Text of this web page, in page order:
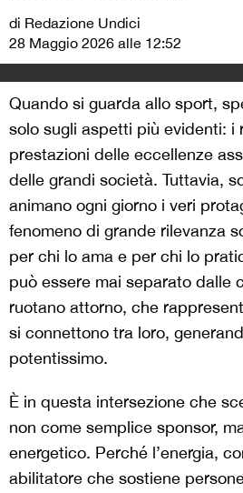
di Redazione Undici
28 Maggio 2026 alle 12:52
Quando si guarda allo sport,
solo sugli aspetti più evidenti: i
prestazioni delle eccellenze
delle grandi società. Tuttavia,
animano ogni giorno i veri
fenomeno di grande rilevanza
per chi lo ama e per chi lo
può essere mai separato dalle
ruotano attorno, che
si connettono tra loro,
potentissimo.
È in questa intersezione che
non come semplice sponsor,
energetico. Perché l’energia,
abilitatore che sostiene